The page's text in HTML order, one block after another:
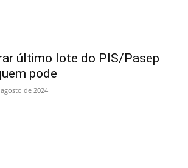
último lote do PIS/Pasep
pode
de 2024